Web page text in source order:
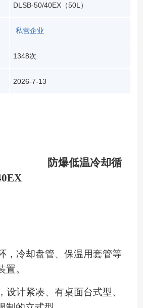
DLSB-50/40EX（50L）
私营企业
1348次
2026-7-13
防爆低温冷却循
， 冷却盘管、保温用套管等
。
， 设计紧凑、有桌面台式型、